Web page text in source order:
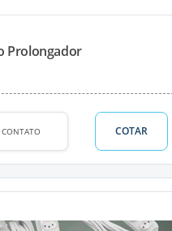
Prolongador
CONTATO COTAR